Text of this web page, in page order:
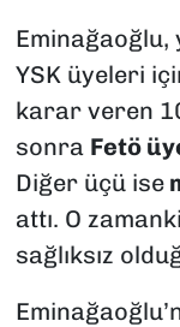
Eminağaoğlu,
YSK üyeleri
karar veren
sonra Fetö
Diğer üçü ise
attı. O
sağlıksız